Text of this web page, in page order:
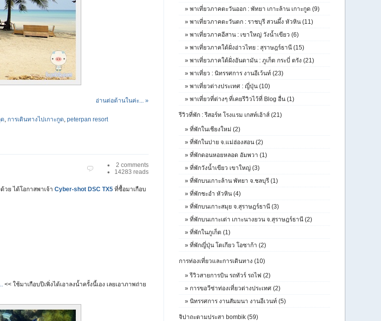
อ่านต่อด้านในค่ะ... »
, การเดินทางไปเกาะกูด, peterpan resort
2 comments
14283 reads
วย ได้โอกาสพาเจ้า Cyber-shot DSC TX5 ที่ซื้อมาเกือบ
<< ใช้มาเกือบปีเพิ่งได้เอาลงน้ำครั้งนี้เอง เลยเอาภาพถ่าย
» พาเที่ยวภาคตะวันออก : พัทยา เกาะล้าน เกาะกูด (9)
» พาเที่ยวภาคตะวันตก : ราชบุรี สวนผึ้ง หัวหิน (11)
» พาเที่ยวภาคอีสาน : เขาใหญ่ วังน้ำเขียว (6)
» พาเที่ยวภาคใต้ฝั่งอ่าวไทย : สุราษฎร์ธานี (15)
» พาเที่ยวภาคใต้ฝั่งอันดามัน : ภูเก็ต กระบี่ ตรัง (21)
» พาเที่ยว : นิทรรศการ งานอีเว้นท์ (23)
» พาเที่ยวต่างประเทศ : ญี่ปุ่น (10)
» พาเที่ยวที่ต่างๆ ที่เคยรีวิวไว้ที่ Blog อื่น (1)
รีวิวที่พัก : รีสอร์ท โรงแรม เกสท์เฮ้าส์ (21)
» ที่พักในเชียงใหม่ (2)
» ที่พักในปาย จ.แม่ฮ่องสอน (2)
» ที่พักดอนหอยหลอด อัมพวา (1)
» ที่พักวังน้ำเขียว เขาใหญ่ (3)
» ที่พักบนเกาะล้าน พัทยา จ.ชลบุรี (1)
» ที่พักชะอำ หัวหิน (4)
» ที่พักบนเกาะสมุย จ.สุราษฎร์ธานี (3)
» ที่พักบนเกาะเต่า เกาะนางยวน จ.สุราษฎร์ธานี (2)
» ที่พักในภูเก็ต (1)
» ที่พักญี่ปุ่น โตเกียว โอซาก้า (2)
การท่องเที่ยวและการเดินทาง (10)
»รีวิวสายการบิน รถทัวร์ รถไฟ (2)
» การขอวีซ่าท่องเที่ยวต่างประเทศ (2)
» นิทรรศการ งานสัมมนา งานอีเวนท์ (5)
จิปาถะตามประสา bombik (59)